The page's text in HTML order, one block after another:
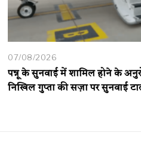
07/08/2026
पन्नू के सुनवाई में शामिल होने के
निखिल गुप्ता की सज़ा पर सुनवाई